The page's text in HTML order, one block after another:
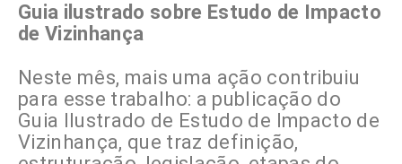
Guia ilustrado sobre Estudo de Impacto
de Vizinhança
Neste mês, mais uma ação contribuiu
para esse trabalho: a publicação do
Guia Ilustrado de Estudo de Impacto de
Vizinhança, que traz definição,